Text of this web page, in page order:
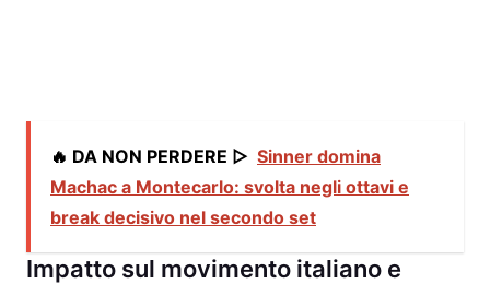
🔥 DA NON PERDERE ▷ Sinner domina
Machac a Montecarlo: svolta negli ottavi e
break decisivo nel secondo set
Impatto sul movimento italiano e